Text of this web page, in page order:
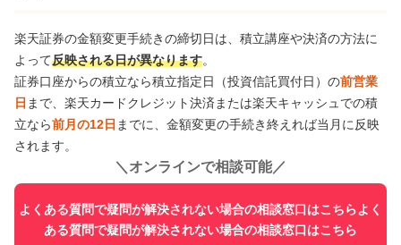
楽天証券の金額変更手続きの締切日は、積立講座や決済の方法に
よって反映される日が異なります。
証券口座からの積立なら積立指定日（投資信託買付日）の前営業
日 まで、楽天カードクレジット決済または楽天キャッシュでの積
立なら前月の12日 までに、金額変更の手続き終えれば当月に反映
されます。
＼ オンラインで相談可能／
よくある質問で疑問が解決されない場合の相談窓口はこちらよく
ある質問で疑問が解決されない場合の相談窓口はこちら